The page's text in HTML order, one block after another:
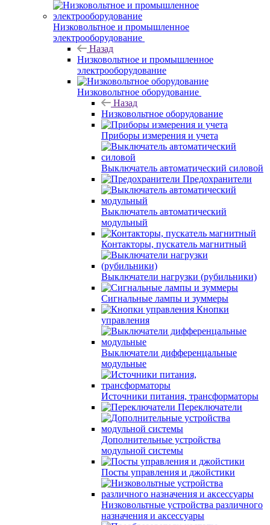
Низковольтное и промышленное
электрооборудование
Назад
Низковольтное и промышленное
электрооборудование
Низковольтное оборудование
Назад
Низковольтное оборудование
Приборы измерения и учета
Выключатель автоматический силовой
Предохранители
Выключатель автоматический
модульный
Контакторы, пускатель магнитный
Выключатели нагрузки (рубильники)
Сигнальные лампы и зуммеры
Кнопки
управления
Выключатели дифференцальные
модульные
Источники питания, трансформаторы
Переключатели
Дополнительные устройства
модульной системы
Посты управления и джойстики
Низковольтные устройства различного
назначения и аксессуары